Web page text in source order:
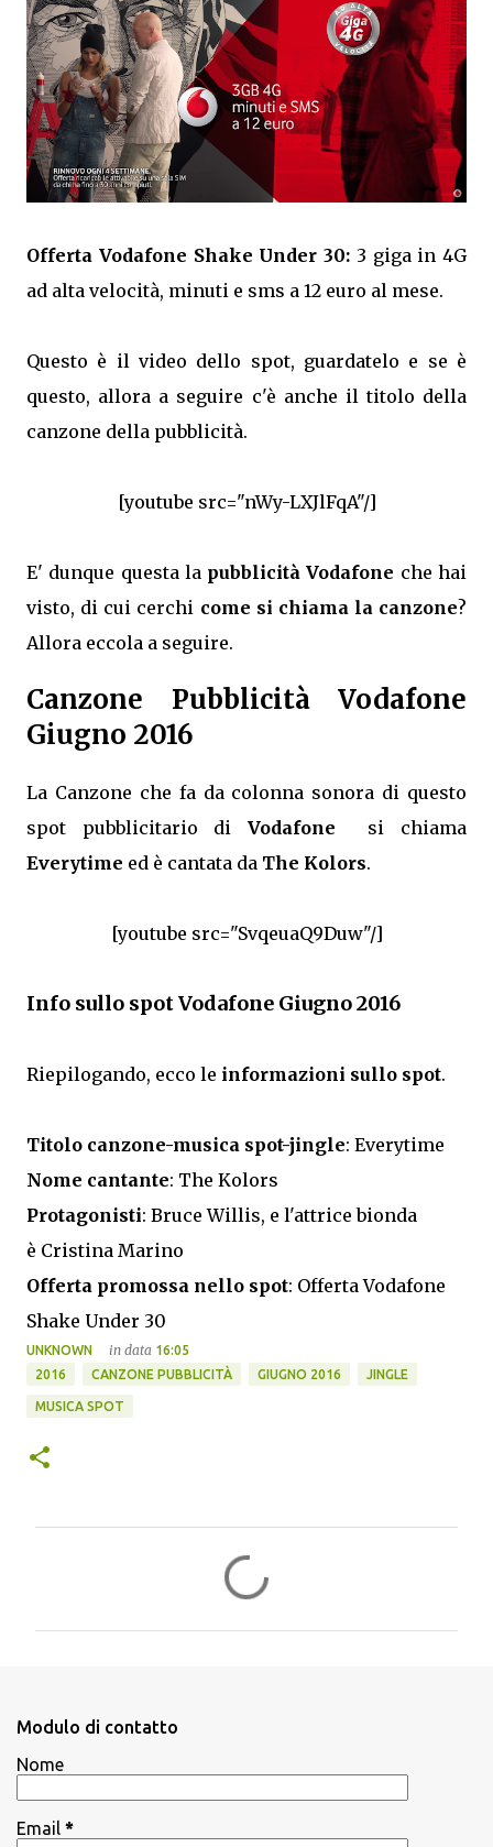
Offerta Vodafone Shake Under 30: 3 giga in 4G
ad alta velocità, minuti e sms a 12 euro al mese.
Questo è il video dello spot, guardatelo e se è
questo, allora a seguire c'è anche il titolo della
canzone della pubblicità.
[youtube src="nWy-LXJlFqA"/]
E' dunque questa la pubblicità Vodafone che hai
visto, di cui cerchi come si chiama la canzone?
Allora eccola a seguire.
Canzone Pubblicità Vodafone
Giugno 2016
La Canzone che fa da colonna sonora di questo
spot pubblicitario di Vodafone si chiama
Everytime ed è cantata da The Kolors.
[youtube src="SvqeuaQ9Duw"/]
Info sullo spot Vodafone Giugno 2016
Riepilogando, ecco le informazioni sullo spot.
Titolo canzone-musica spot-jingle: Everytime
Nome cantante: The Kolors
Protagonisti: Bruce Willis, e l'attrice bionda
è Cristina Marino
Offerta promossa nello spot: Offerta Vodafone
Shake Under 30
UNKNOWN in data 16:05
2016
CANZONE PUBBLICITÀ GIUGNO 2016 JINGLE
MUSICA SPOT
i
Modulo di contatto
Nome
Email *